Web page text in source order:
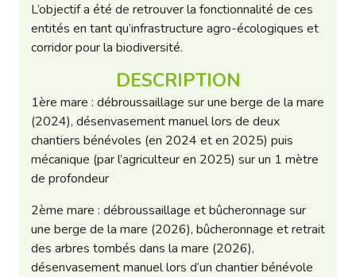
L’objectif a été de retrouver la fonctionnalité de ces
entités en tant qu’infrastructure agro-écologiques et
corridor pour la biodiversité.
DESCRIPTION
1ère mare : débroussaillage sur une berge de la mare
(2024), désenvasement manuel lors de deux
chantiers bénévoles (en 2024 et en 2025) puis
mécanique (par l’agriculteur en 2025) sur un 1 mètre
de profondeur
2ème mare : débroussaillage et bûcheronnage sur
une berge de la mare (2026), bûcheronnage et retrait
des arbres tombés dans la mare (2026),
désenvasement manuel lors d’un chantier bénévole